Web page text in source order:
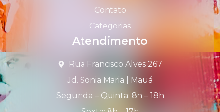
Contato
Categorias
Atendimento
Rua Francisco Alves 267
Jd. Sonia Maria | Mauá
Segunda – Quinta: 8h – 18h